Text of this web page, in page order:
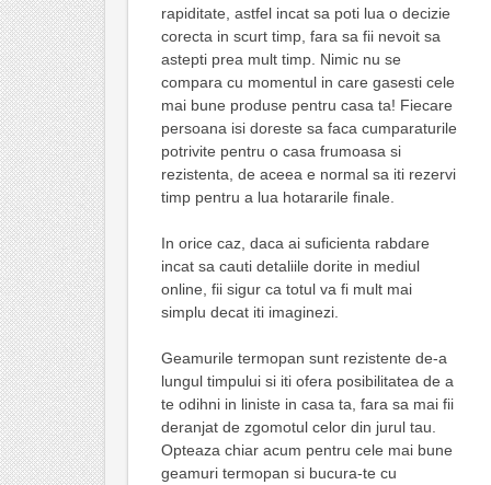
rapiditate, astfel incat sa poti lua o decizie
corecta in scurt timp, fara sa fii nevoit sa
astepti prea mult timp. Nimic nu se
compara cu momentul in care gasesti cele
mai bune produse pentru casa ta! Fiecare
persoana isi doreste sa faca cumparaturile
potrivite pentru o casa frumoasa si
rezistenta, de aceea e normal sa iti rezervi
timp pentru a lua hotararile finale.
In orice caz, daca ai suficienta rabdare
incat sa cauti detaliile dorite in mediul
online, fii sigur ca totul va fi mult mai
simplu decat iti imaginezi.
Geamurile termopan sunt rezistente de-a
lungul timpului si iti ofera posibilitatea de a
te odihni in liniste in casa ta, fara sa mai fii
deranjat de zgomotul celor din jurul tau.
Opteaza chiar acum pentru cele mai bune
geamuri termopan si bucura-te cu